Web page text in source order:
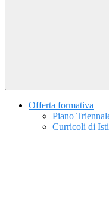
Offerta formativa
Piano
Curricoli di